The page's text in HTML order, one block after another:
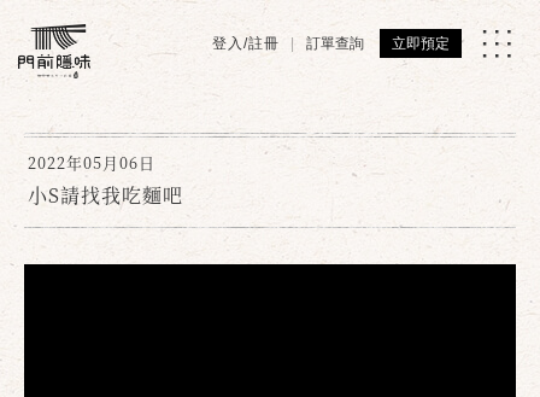
登入/註冊 訂單查詢 立即預定
2022年05月06日
小S請找我吃麵吧